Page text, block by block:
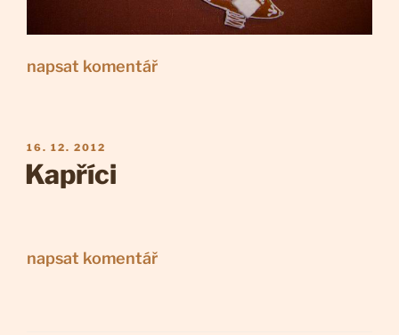
napsat komentář
PUBLIKOVÁNO
16. 12. 2012
Kapříci
napsat komentář